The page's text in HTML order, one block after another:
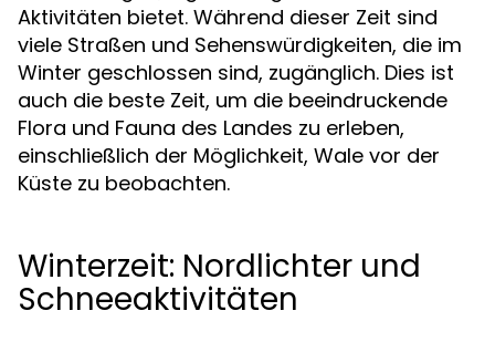
Aktivitäten bietet. Während dieser Zeit sind
viele Straßen und Sehenswürdigkeiten, die im
Winter geschlossen sind, zugänglich. Dies ist
auch die beste Zeit, um die beeindruckende
Flora und Fauna des Landes zu erleben,
einschließlich der Möglichkeit, Wale vor der
Küste zu beobachten.
Winterzeit: Nordlichter und
Schneeaktivitäten